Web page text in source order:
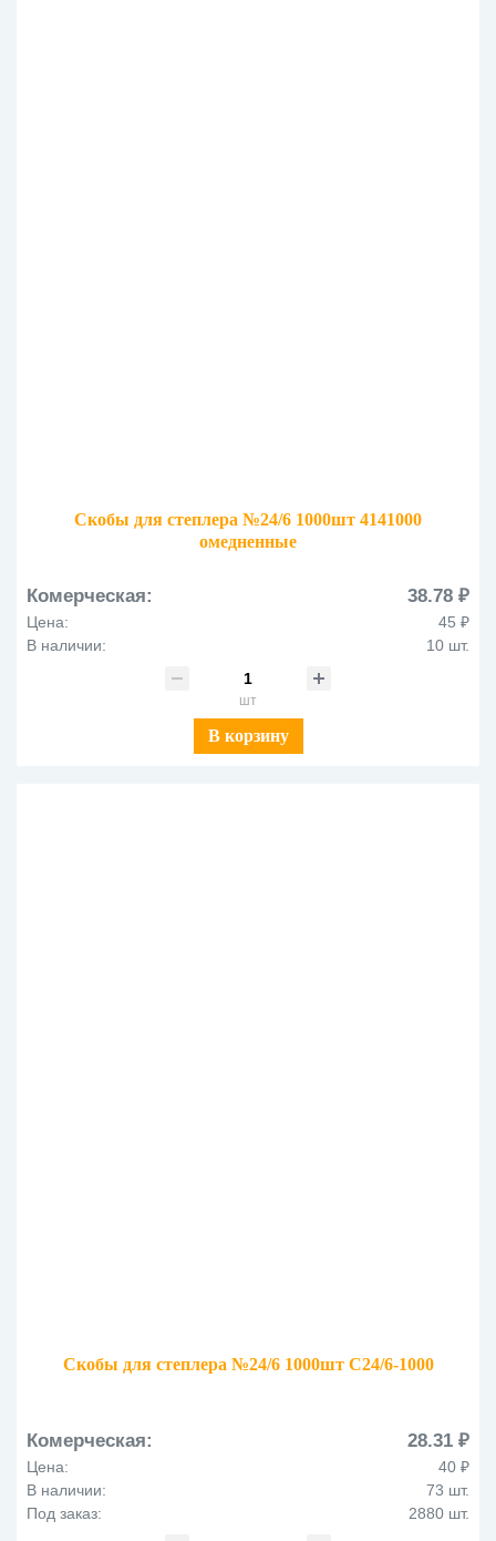
Скобы для степлера №24/6 1000шт 4141000
омедненные
Комерческая: 38.78 ₽
Цена:
45 ₽
В наличии:
10 шт.
шт
В корзину
Скобы для степлера №24/6 1000шт С24/6-1000
Комерческая: 28.31 ₽
Цена:
40 ₽
В наличии:
73 шт.
Под заказ:
2880 шт.